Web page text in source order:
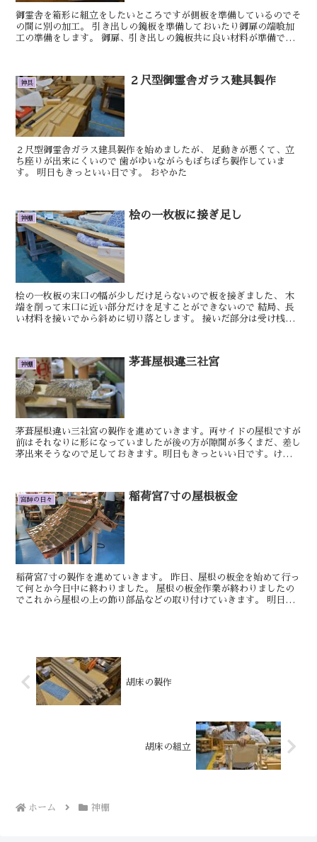
御霊舎を箱形に組立をしたいところですが側板を準備しているのでそ
の間に別の加工。 引き出しの鏡板を準備しておいたり御扉の端喰加
工の準備をします。 御扉、引き出しの鏡板共に良い材料が準備でき
神具 ２尺型御霊舎ガラス建具製作
２尺型御霊舎ガラス建具製作を始めましたが、 足動きが悪くて、立
ち座りが出来にくいので 歯がゆいながらもぼちぼち製作していま
す。 明日もきっといい日です。 おやかた
神棚 桧の一枚板に接ぎ足し
桧の一枚板の末口の幅が少しだけ足らないので板を接ぎました、 木
端を削って末口に近い部分だけを足すことができないので 結局、長
い材料を接いでから斜めに切り落とします。 接いだ部分は受け桟で
神棚 茅葺屋根違三社宮
茅葺屋根違い三社宮の製作を進めていきます。両サイドの屋根ですが
前はそれなりに形になっていましたが後の方が隙間が多くまだ、差し
茅出来そうなので足しておきます。明日もきっといい日です。けん板
宮師の日々 稲荷宮7寸の屋根板金
稲荷宮7寸の製作を進めていきます。 昨日、屋根の板金を始めて行っ
て何とか今日中に終わりました。 屋根の板金作業が終わりましたの
でこれから屋根の上の飾り部品などの取り付けていきます。 明日も
胡床の製作
胡床の組立
ホーム 神棚